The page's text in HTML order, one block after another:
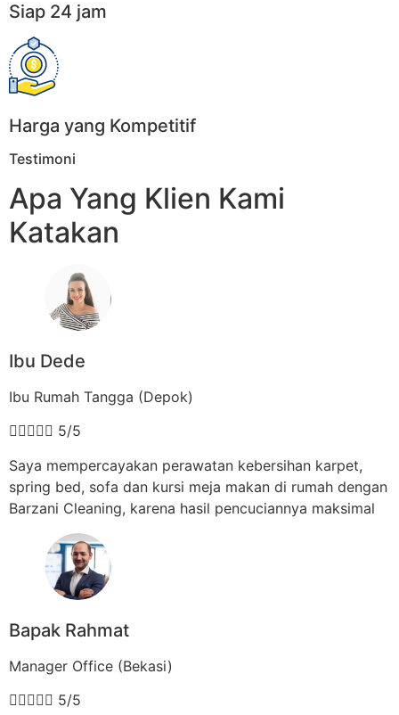
Siap 24 jam
Harga yang Kompetitif
Testimoni
Apa Yang Klien Kami
Katakan
Ibu Dede
Ibu Rumah Tangga (Depok)
 5/5
Saya mempercayakan perawatan kebersihan karpet,
spring bed, sofa dan kursi meja makan di rumah dengan
Barzani Cleaning, karena hasil pencuciannya maksimal
Bapak Rahmat
Manager Office (Bekasi)
 5/5